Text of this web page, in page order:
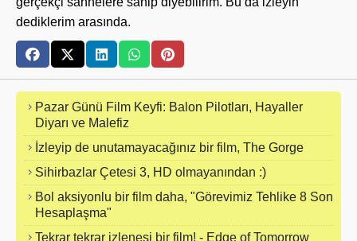
dediklerim arasında.
Pazar Günü Film Keyfi: Balon Pilotları, Hayaller
Diyarı ve Malefiz
İzleyip de unutamayacağınız bir film, The Gorge
Sihirbazlar Çetesi 3, HD olmayanından :)
Bol aksiyonlu bir film daha, "Görevimiz Tehlike 8 Son
Hesaplaşma"
Tekrar tekrar izlenesi bir film! - Edge of Tomorrow